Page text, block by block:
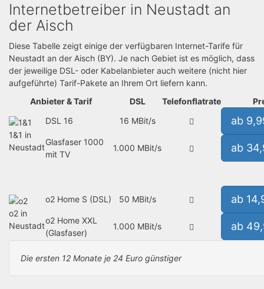
Internetbetreiber in Neustadt an
der Aisch
Diese Tabelle zeigt einige der verfügbaren Internet-Tarife für
Neustadt an der Aisch (BY). Je nach Gebiet ist es möglich, dass
der jeweilige DSL- oder Kabelanbieter auch weitere (nicht hier
aufgeführte) Tarif-Pakete an Ihrem Ort liefern kann.
Anbieter & Tarif
DSL Telefonflatrate
1&1 in
Neustadt
DSL 16 16 MBit/s ab
Glasfaser 1000
mit TV
1.000 MBit/s ab
o2 in
Neustadt
o2 Home S (DSL) 50 MBit/s ab
o2 Home XXL
(Glasfaser)
1.000 MBit/s ab
Die ersten 12 Monate je 24 Euro günstiger